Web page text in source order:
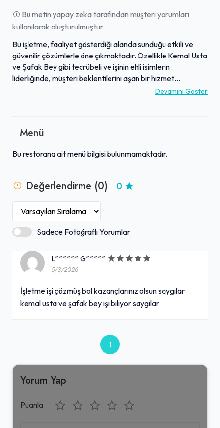
Bu metin yapay zeka tarafından müşteri yorumları
kullanılarak oluşturulmuştur.
Bu işletme, faaliyet gösterdiği alanda sunduğu etkili ve
güvenilir çözümlerle öne çıkmaktadır. Özellikle Kemal Usta
ve Şafak Bey gibi tecrübeli ve işinin ehli isimlerin
liderliğinde, müşteri beklentilerini aşan bir hizmet
anlayışına sahiptir. Alanında derin bilgi birikimi ve pratik
bildirimler, işletmenin kaliteden ve çözüm odaklı
Bu sayede, sektördeki sağlam konumunu sürdürmekte ve
hedeflemektedir.
Devamını Göster
Menü
Bu restorana ait menü bilgisi bulunmamaktadır.
Değerlendirme (0) 0
Sadece Fotoğraflı Yorumlar
L****** G*****
5/3/2026
İşletme işi çözmüş bol kazançlarınız olsun saygılar
kemal usta ve şafak bey işi biliyor saygılar
1
Yorum Yap
Puanla